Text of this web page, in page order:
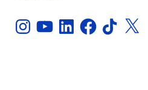
InstagramYouTubeLinkedInFacebook
TikTokX